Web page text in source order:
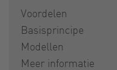
Voordelen
Basisprincipe
Modellen
Meer informatie